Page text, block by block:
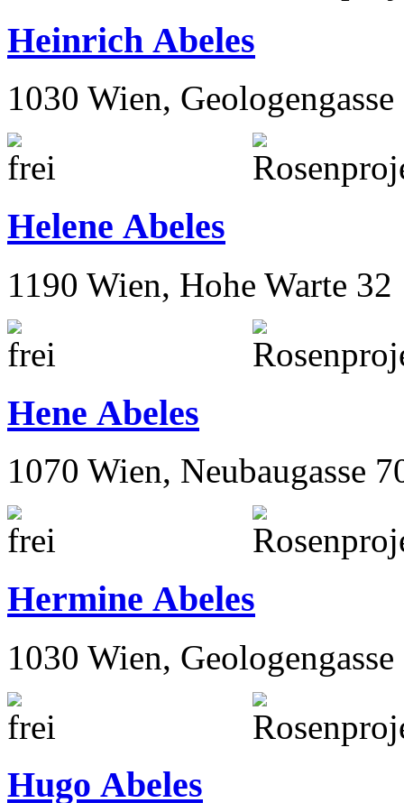
Heinrich Abeles
1030 Wien,
Helene Abeles
1190 Wien, Hohe Warte 32
Hene Abeles
1070 Wien, Neubaugasse
Hermine Abeles
1030 Wien,
Hugo Abeles